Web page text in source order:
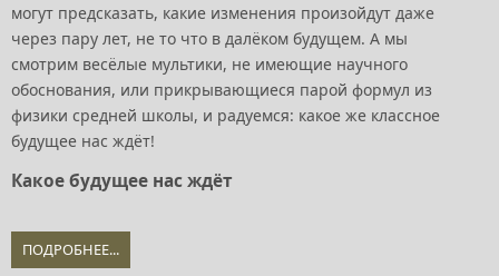
могут предсказать, какие изменения произойдут даже
через пару лет, не то что в далёком будущем. А мы
смотрим весёлые мультики, не имеющие научного
обоснования, или прикрывающиеся парой формул из
физики средней школы, и радуемся: какое же классное
будущее нас ждёт!
Какое будущее нас ждёт
ПОДРОБНЕЕ...